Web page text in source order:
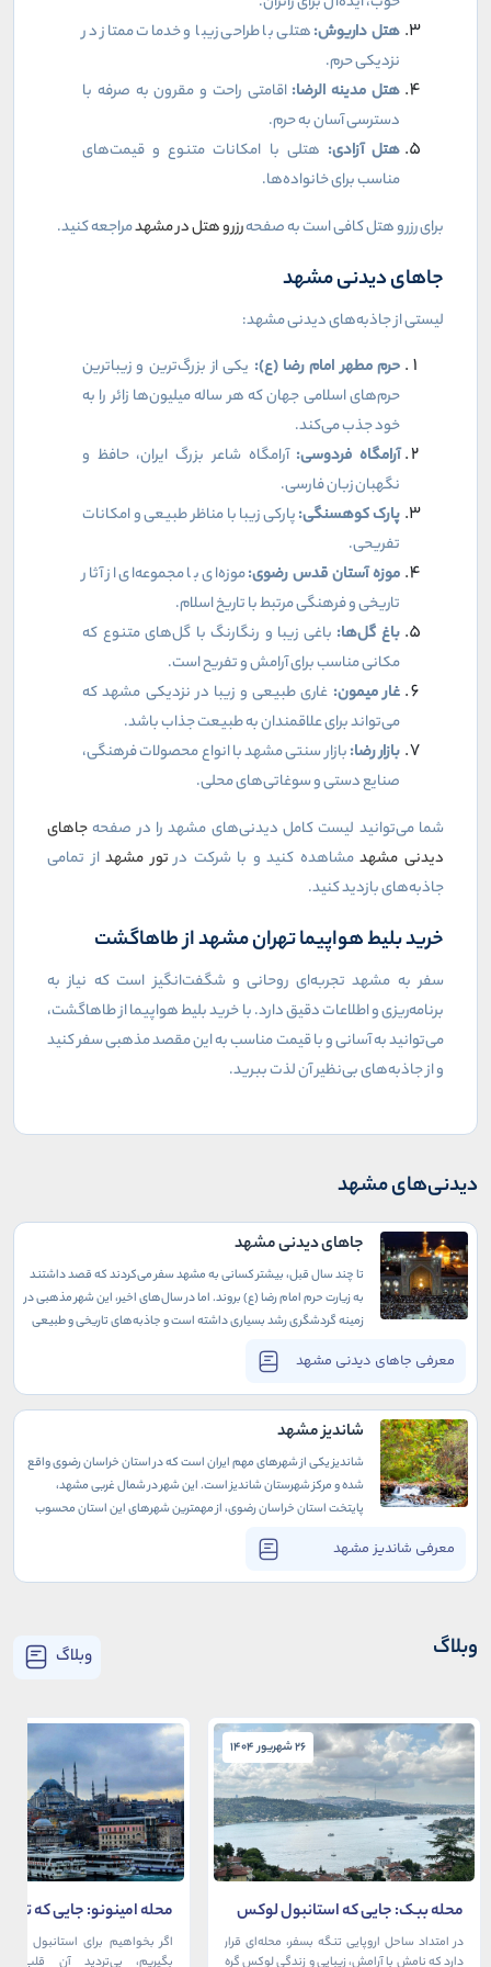
هتل داریوش:هتلی با طراحی زیبا و خدمات ممتاز در
نزدیکی حرم.
هتل مدینه الرضا: اقامتی راحت و مقرون به صرفه با
دسترسی آسان به حرم.
هتل آزادی: هتلی با امکانات متنوع و قیمت‌های
مناسب برای خانواده‌ها.
برای رزرو هتل کافی است به صفحهرزرو هتل در مشهدمراجعه کنید.
جاهای دیدنی مشهد
لیستی از جاذبه‌های دیدنی مشهد:
حرم مطهر امام رضا (ع): یکی از بزرگ‌ترین و زیباترین
حرم‌های اسلامی جهان که هر ساله میلیون‌ها زائر را به
خود جذب می‌کند.
آرامگاه فردوسی: آرامگاه شاعر بزرگ ایران، حافظ و
نگهبان زبان فارسی.
پارک کوهسنگی:پارکی زیبا با مناظر طبیعی و امکانات
تفریحی.
موزه آستان قدس رضوی:موزه‌ای با مجموعه‌ای از آثار
تاریخی و فرهنگی مرتبط با تاریخ اسلام.
باغ گل‌ها: باغی زیبا و رنگارنگ با گل‌های متنوع که
مکانی مناسب برای آرامش و تفریح است.
غار میمون: غاری طبیعی و زیبا در نزدیکی مشهد که
می‌تواند برای علاقمندان به طبیعت جذاب باشد.
بازار رضا:بازار سنتی مشهد با انواع محصولات فرهنگی،
صنایع دستی و سوغاتی‌های محلی.
شما می‌توانید لیست کامل دیدنی‌های مشهد را در صفحه جاهای
دیدنی مشهدمشاهده کنید و با شرکت درتور مشهداز تمامی
جاذبه‌های بازدید کنید.
خرید بلیط هواپیما تهران مشهد از طاهاگشت
سفر به مشهد تجربه‌ای روحانی و شگفت‌انگیز است که نیاز به
برنامه‌ریزی و اطلاعات دقیق دارد. با خرید بلیط هواپیما از طاهاگشت،
می‌توانید به آسانی و با قیمت مناسب به این مقصد مذهبی سفر کنید
و از جاذبه‌های بی‌نظیر آن لذت ببرید.
دیدنی‌های مشهد
جاهای دیدنی مشهد
معرفی جاهای دیدنی مشهد
تا چند سال قبل، بیشتر کسانی به مشهد سفر می‌کردند که قصد داشتند
به زیارت حرم امام رضا (ع) بروند. اما در سال‌های اخیر، این شهر مذهبی در
زمینه گردشگری رشد بسیاری داشته است و جاذبه‌های تاریخی و طبیعی
شاندیز مشهد
معرفی شاندیز مشهد
شاندیز یکی از شهرهای مهم ایران است که در استان خراسان رضوی واقع
شده و مرکز شهرستان شاندیز است. این شهر در شمال غربی مشهد،
پایتخت استان خراسان رضوی، از مهمترین شهرهای این استان محسوب
می‌شود، نزدیک به شاندیز قرار دارد.
وبلاگ وبلاگ
26 شهریور 1404
محله ببک: جایی که استانبول لوکس
در آغوش بسفر آرام می‌گیرد
در امتداد ساحل اروپایی تنگه بسفر، محله‌ای قرار
دارد که نامش با آرامش، زیبایی و زندگی لوکس گره
محله امینونو: جایی که
دریا به هم می‌رسند
اگر بخواهیم برای استانبول
بگیریم، بی‌تردید آن قلب،